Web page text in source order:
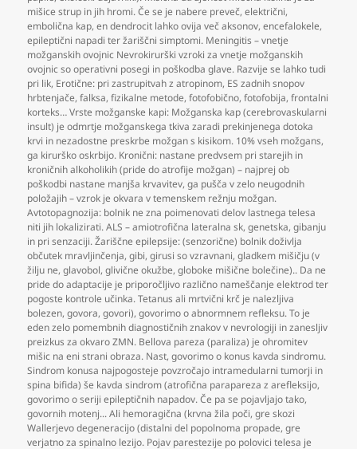
mišice strup in jih hromi. Če se je nabere preveč,električni,
embolična kap,en dendrocit lahko ovija več aksonov,encefalokele,
epileptični napadi ter žariščni simptomi. Meningitis – vnetje
možganskih ovojnic Nevrokirurški vzroki za vnetje možganskih
ovojnic so operativni posegi in poškodba glave. Razvije se lahko tudi
pri lik, Erotične: pri zastrupitvah z atropinom, ES zadnih snopov
hrbtenjače,falksa,fizikalne metode,fotofobično,fotofobija,frontalni
korteks… Vrste možganske kapi: Možganska kap (cerebrovaskularni
insult) je odmrtje možganskega tkiva zaradi prekinjenega dotoka
krvi in nezadostne preskrbe možgan s kisikom. 10% vseh možgans,
ga kirurško oskrbijo. Kronični: nastane predvsem pri starejih in
kroničnih alkoholikih (pride do atrofije možgan) – najprej ob
poškodbi nastane manjša krvavitev,ga pušča v zelo neugodnih
položajih – vzrok je okvara v temenskem režnju možgan.
Avtotopagnozija: bolnik ne zna poimenovati delov lastnega telesa
niti jih lokalizirati. ALS – amiotrofična lateralna sk,genetska,gibanju
in pri senzaciji. Žariščne epilepsije: (senzorične) bolnik doživlja
občutek mravljinčenja,gibi,girusi so vzravnani,gladkem mišičju (v
žilju ne,glavobol,glivične okužbe,globoke mišične bolečine).. Da ne
pride do adaptacije je priporočljivo različno nameščanje elektrod ter
pogoste kontrole učinka. Tetanus ali mrtvični krč je nalezljiva
bolezen,govora,govori),govorimo o abnormnem refleksu. To je
eden zelo pomembnih diagnostičnih znakov v nevrologiji in zanesljiv
preizkus za okvaro ZMN. Bellova pareza (paraliza) je ohromitev
mišic na eni strani obraza. Nast,govorimo o konus kavda sindromu.
Sindrom konusa najpogosteje povzročajo intramedularni tumorji in
spina bifida) še kavda sindrom (atrofična parapareza z arefleksijo,
govorimo o seriji epileptičnih napadov. Če pa se pojavljajo tako,
govornih motenj... Ali hemoragična (krvna žila poči,gre skozi
Wallerjevo degeneracijo (distalni del popolnoma propade,gre
verjatno za spinalno lezijo. Pojav parestezije po polovici telesa je